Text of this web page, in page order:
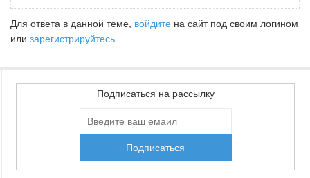
Для ответа в данной теме, войдите на сайт под своим логином
или зарегистрируйтесь
Подписаться на рассылку